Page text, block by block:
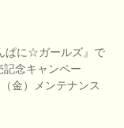
ぱに☆ガールズ』で
念キャンペー
金）メンテナンス